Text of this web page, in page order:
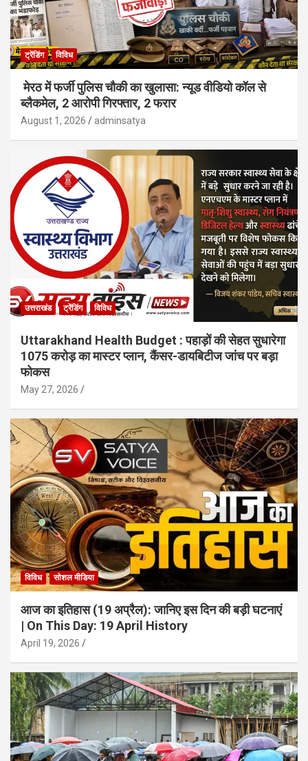
ट्रेंडिंग विविध
मेरठ में फर्जी पुलिस चौकी का खुलासा: न्यूड वीडियो कॉल से
ब्लैकमेल, 2 आरोपी गिरफ्तार, 2 फरार
August 1, 2026 adminsatya
उत्तराखंड ट्रेंडिंग विविध
Uttarakhand Health Budget : पहाड़ों की सेहत सुधारेगा
1075 करोड़ का मास्टर प्लान, कैंसर-डायबिटीज जांच पर बड़ा
फोकस
May 27, 2026
विविध सोशल मीडिया
आज का इतिहास (19 अप्रैल): जानिए इस दिन की बड़ी घटनाएं
| On This Day: 19 April History
April 19, 2026